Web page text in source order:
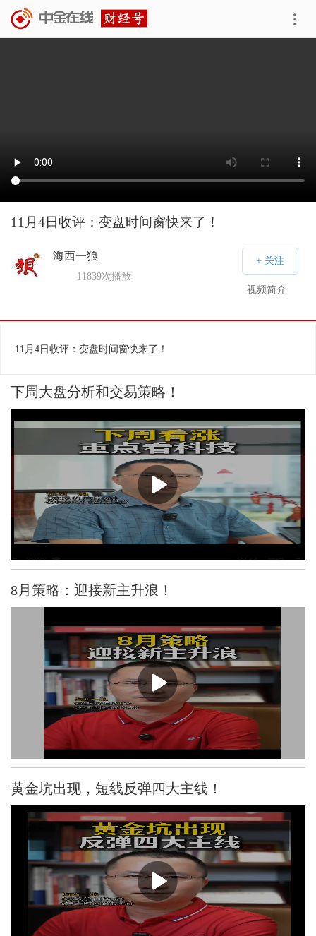
11月4日收评：变盘时间窗快来了！
海西一狼
11839次播放
视频简介
11月4日收评：变盘时间窗快来了！
相关视频
下周大盘分析和交易策略！
8月策略：迎接新主升浪！
黄金坑出现，短线反弹四大主线！